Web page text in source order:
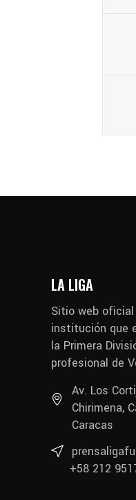
LA LIGA
Sitio web oficial
institución que
la Primera
profesional de
Av. Los
Chirimena,
Caracas
+58 212